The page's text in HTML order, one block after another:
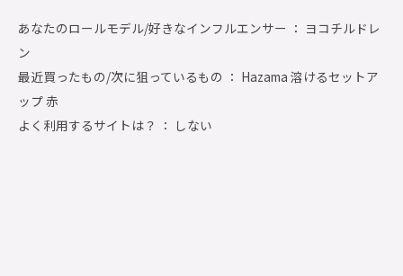
あなたのロールモデル/好きなインフルエンサー ： ヨコチルドレ
ン
最近買ったもの/次に狙っているもの ： Hazama 溶けるセットア
ップ 赤
よく利用するサイトは？ ： しない